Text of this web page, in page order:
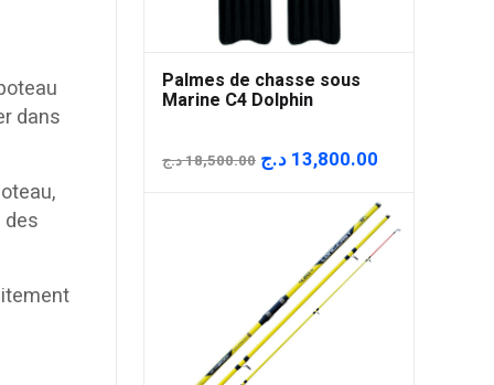
dans
Palmes de chasse sous
Marine C4 Dolphin
18,500.00د.ج
Le 13,800.00 د.ج
actuel
est :